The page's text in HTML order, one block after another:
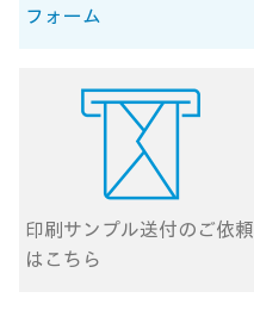
フォーム
印刷サンプル送付の ご依頼
はこちら